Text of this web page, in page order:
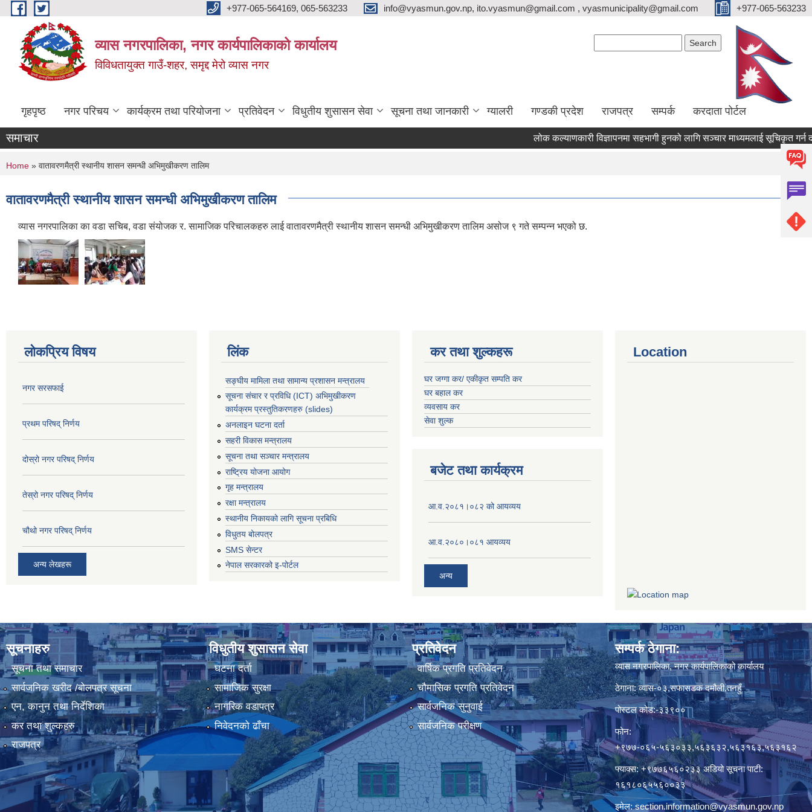
Skip to main content +977-065-564169, 065-563233 info@vyasmun.gov.np, ito.vyasmun@gmail.com , vyasmunicipality@gmail.com +977-065-563233
व्यास नगरपालिका, नगर कार्यपालिकाको कार्यालय
विविधतायुक्त गाउँ-शहर, समृद्द मेरो व्यास नगर
गृहपृष्ठ नगर परिचय कार्यक्रम तथा परियोजना प्रतिवेदन विधुतीय शुसासन सेवा सूचना तथा जानकारी ग्यालरी गण्डकी प्रदेश राजपत्र सम्पर्क करदाता पोर्टल
समाचार लोक कल्याणकारी विज्ञापनमा सहभागी हुनको लागि सञ्चार माध्यमलाई सूचिकृत गर्न
You are here
Home » वातावरणमैत्री स्थानीय शासन समन्धी अभिमुखीकरण तालिम
वातावरणमैत्री स्थानीय शासन समन्धी अभिमुखीकरण तालिम
व्यास नगरपालिका का वडा सचिब, वडा संयोजक र. सामाजिक परिचालकहरु लाई वातावरणमैत्री स्थानीय शासन समन्धी अभिमुखीकरण तालिम असोज ९ गते सम्पन्न भएको छ.
लोकप्रिय विषय
नगर सरसफाई
प्रथम परिषद् निर्णय
दोस्रो नगर परिषद् निर्णय
तेस्रो नगर परिषद् निर्णय
चौथो नगर परिषद् निर्णय
अन्य लेखहरू
लिंक
सङ्घीय मामिला तथा सामान्य प्रशासन मन्त्रालय
सूचना संचार र प्रविधि (ICT) अभिमुखीकरण
कार्यक्रम प्रस्तुतिकरणहरु (slides)
अनलाइन घटना दर्ता
सहरी विकास मन्त्रालय
सूचना तथा सञ्चार मन्त्रालय
राष्ट्रिय योजना आयोग
गृह मन्त्रालय
रक्षा मन्त्रालय
स्थानीय निकायको लागि सूचना प्रबिधि
विधुतय बोलपत्र
SMS सेन्टर
नेपाल सरकारको इ-पोर्टल
कर तथा शुल्कहरू
घर जग्गा कर/ एकीकृत सम्पति कर
घर बहाल कर
व्यवसाय कर
सेवा शुल्क
बजेट तथा कार्यक्रम
आ.व.२०८१।०८२ को आयव्यय
आ.व.२०८०।०८१ आयव्यय
अन्य
Location
सूचनाहरु
सूचना तथा समाचार
सार्वजनिक खरीद /बोलपत्र सूचना
एन, कानुन तथा निर्देशिका
कर तथा शुल्कहरु
राजपत्र
विधुतीय शुसासन सेवा
घटना दर्ता
सामाजिक सुरक्षा
नागरिक वडापत्र
निवेदनको ढाँचा
प्रतिवेदन
वार्षिक प्रगति प्रतिवेदन
चौमासिक प्रगति प्रतिवेदन
सार्वजनिक सुनुवाई
सार्वजनिक परीक्षण
सम्पर्क ठेगाना:
व्यास नगरपालिका, नगर कार्यपालिकाको कार्यालय
ठेगाना: व्यास-०३,सफासडक दमौली,तनहुँ
पोस्टल कोड:-३३९००
फोन:
+९७७-०६५-५६३०३३,५६३६३२,५६३१६३,५६३१६२
फ्याक्स: +९७७६५६०२३३ अडियो सूचना पाटी:
१६१८०६५५६००३३
इमेल:section.information@vyasmun.gov.np